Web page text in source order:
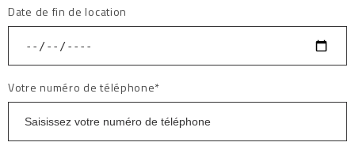
Date de fin de location
Votre numéro de téléphone*